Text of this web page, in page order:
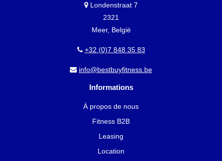
Londenstraat 7
2321
Meer, België
+32 (0)7 848 35 83
info@bestbuyfitness.be
Informations
À propos de nous
Fitness B2B
Leasing
Location